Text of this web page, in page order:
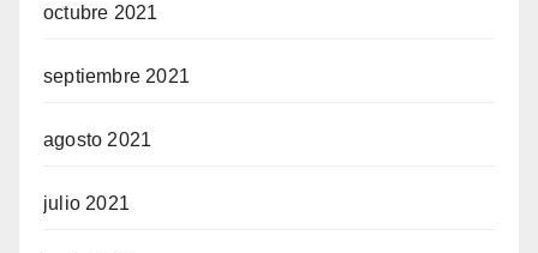
octubre 2021
septiembre 2021
agosto 2021
julio 2021